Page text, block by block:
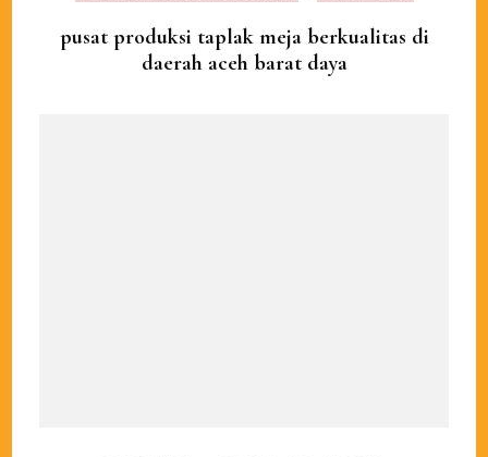
pusat produksi taplak meja berkualitas di
daerah aceh barat daya